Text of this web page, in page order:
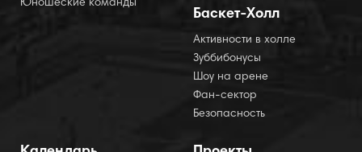
Юношеские команды
Баскет-Холл
Активности в холле
Зуббибонусы
Шоу на арене
Фан-сектор
Безопасность